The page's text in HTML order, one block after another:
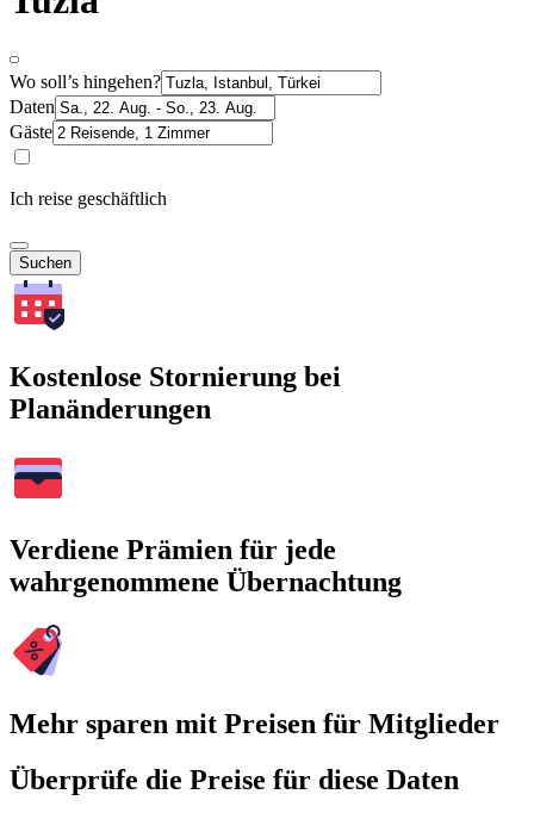
Wo soll’s hingehen?
Daten
Gäste
Ich reise geschäftlich
Suchen
Kostenlose Stornierung bei
Planänderungen
Verdiene Prämien für jede
wahrgenommene Übernachtung
Mehr sparen mit Preisen für Mitglieder
Überprüfe die Preise für diese Daten